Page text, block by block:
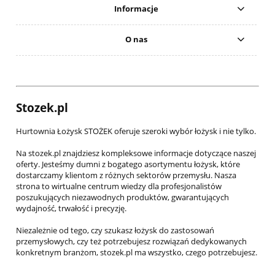
Informacje
O nas
Stozek.pl
Hurtownia Łożysk STOŻEK oferuje szeroki wybór łożysk i nie tylko.
Na stozek.pl znajdziesz kompleksowe informacje dotyczące naszej
oferty. Jesteśmy dumni z bogatego asortymentu łożysk, które
dostarczamy klientom z różnych sektorów przemysłu. Nasza
strona to wirtualne centrum wiedzy dla profesjonalistów
poszukujących niezawodnych produktów, gwarantujących
wydajność, trwałość i precyzję.
Niezależnie od tego, czy szukasz łożysk do zastosowań
przemysłowych, czy też potrzebujesz rozwiązań dedykowanych
konkretnym branżom, stozek.pl ma wszystko, czego potrzebujesz.